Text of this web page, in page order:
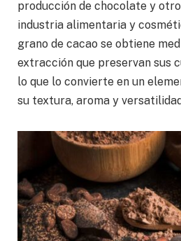
producción de chocolate y
industria alimentaria y
grano de cacao se obtiene
extracción que preservan sus
lo que lo convierte en un
su textura, aroma y